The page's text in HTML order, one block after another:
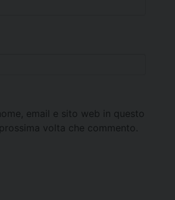
email e sito web in questo
volta che commento.